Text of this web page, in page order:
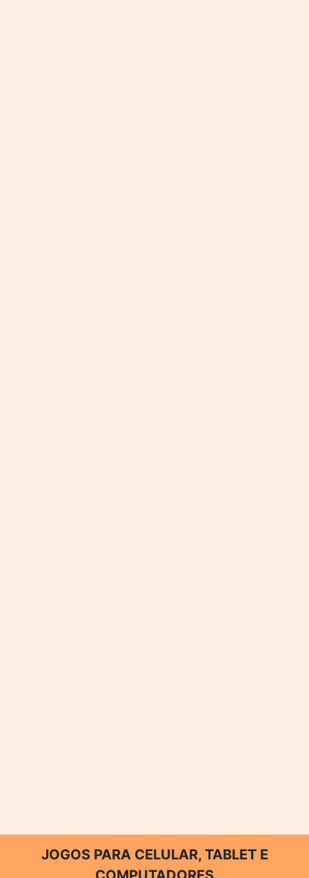
JOGOS PARA CELULAR, TABLET E